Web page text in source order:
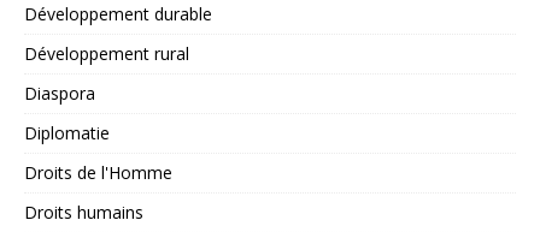
Développement durable
Développement rural
Diaspora
Diplomatie
Droits de l'Homme
Droits humains